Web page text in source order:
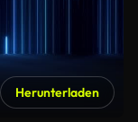
Herunterladen